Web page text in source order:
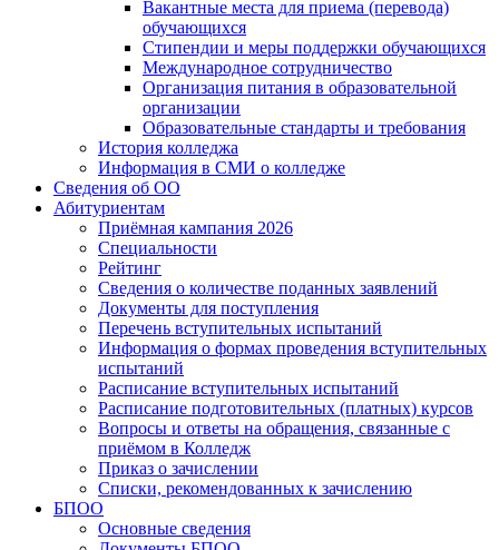
Вакантные места для приема (перевода)
обучающихся
Стипендии и меры поддержки обучающихся
Международное сотрудничество
Организация питания в образовательной
организации
Образовательные стандарты и требования
История колледжа
Информация в СМИ о колледже
Сведения об ОО
Абитуриентам
Приёмная кампания 2026
Специальности
Рейтинг
Сведения о количестве поданных заявлений
Документы для поступления
Перечень вступительных испытаний
Информация о формах проведения вступительных
испытаний
Расписание вступительных испытаний
Расписание подготовительных (платных) курсов
Вопросы и ответы на обращения, связанные с
приёмом в Колледж
Приказ о зачислении
Списки, рекомендованных к зачислению
БПОО
Основные сведения